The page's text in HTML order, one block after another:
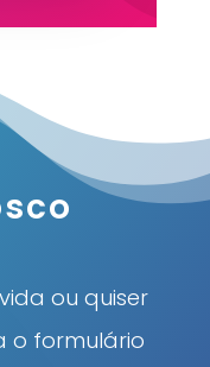
ou quiser
o formulário